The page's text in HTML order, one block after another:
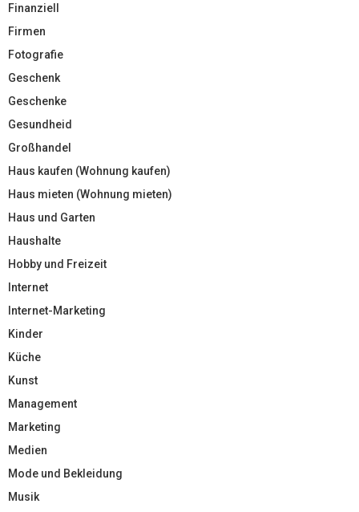
Finanziell
Firmen
Fotografie
Geschenk
Geschenke
Gesundheid
Großhandel
Haus kaufen (Wohnung kaufen)
Haus mieten (Wohnung mieten)
Haus und Garten
Haushalte
Hobby und Freizeit
Internet
Internet-Marketing
Kinder
Küche
Kunst
Management
Marketing
Medien
Mode und Bekleidung
Musik